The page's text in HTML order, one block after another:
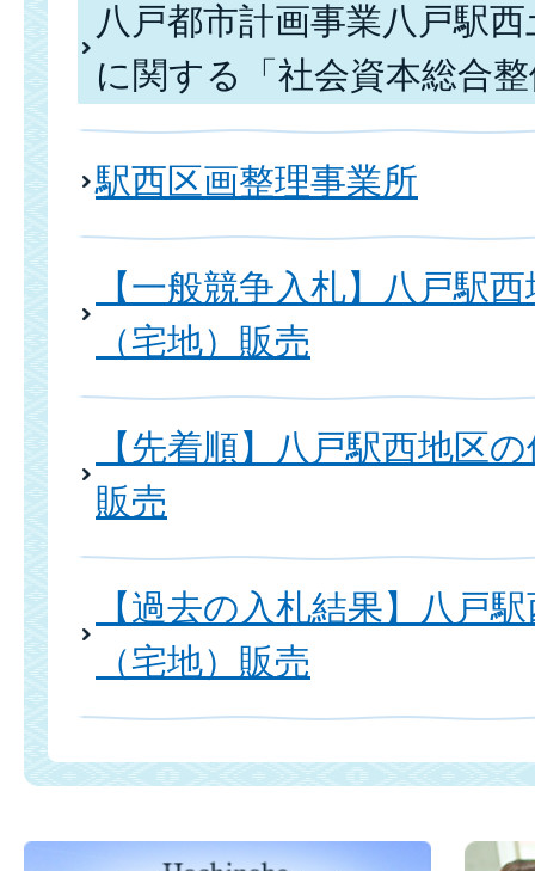
八戸都市計画事業八戸駅
に関する「社会資本総合
駅西区画整理事業所
【一般競争入札】八戸駅
（宅地）販売
【先着順】八戸駅西地区
販売
【過去の入札結果】八戸
（宅地）販売